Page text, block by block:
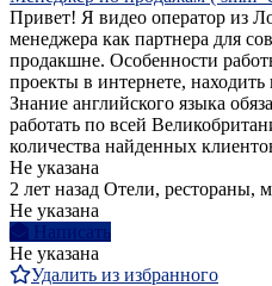
Привет! Я видео оператор из
менеджера как партнера для
продакшне. Особенности
проекты в интернете,
Знание английского языка
работать по всей
количества найденных
Не указана
2 лет назад Отели, рестораны,
Не указана
Написать
Не указана
Удалить из избранного